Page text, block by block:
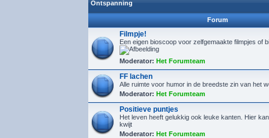
Ontspanning
Forum
Filmpje!
Een eigen bioscoop voor zelfgemaakte filmpjes of
Moderator: Het Forumteam
FF lachen
Alle ruimte voor humor in de breedste zin van het
Moderator: Het Forumteam
Positieve puntjes
Het leven heeft gelukkig ook leuke kanten. Hier
kwijt
Moderator: Het Forumteam